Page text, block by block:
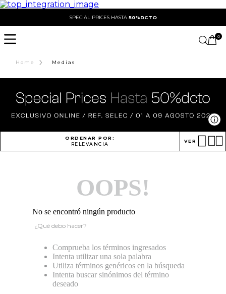
SPECIAL PRICES HASTA 50%DCTO
0
Home › Medias
ORDENAR POR:
RELEVANCIA
VER
OOPS!
No se encontró ningún producto
¿Qué debo hacer?
Comprueba los términos ingresados
Intenta utilizar una sola palabra
Utiliza términos genéricos en la búsqueda
Intenta buscar sinónimos del término
deseado